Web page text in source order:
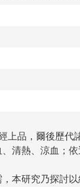
上品，爾後歷代
清熱、涼血；
本研究乃探討